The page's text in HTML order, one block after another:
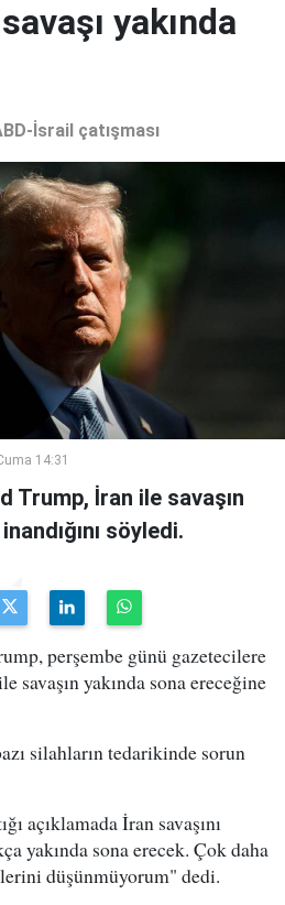
yakında
İsrail çatışması
14:31
Trump, İran ile savaşın
söyledi.
perşembe günü gazetecilere
savaşın yakında sona ereceğine
silahların tedarikinde sorun
açıklamada İran savaşını
yakında sona erecek. Çok daha
düşünmüyorum" dedi.